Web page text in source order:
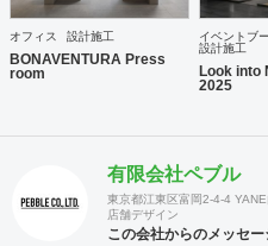
オフィス 設計施工
BONAVENTURA Press
room
イベントブ
設計施工
Look into
2025
有限会社ペブル
東京都江東区富岡2-4-4 YANE
店舗デザイン
この会社からのメッセー